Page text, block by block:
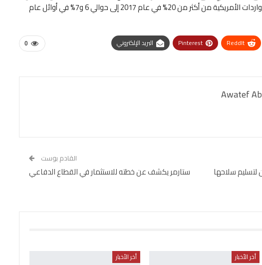
تراجعا حادا في الحصة السوقية للصين في الواردات الأمريكية من أكثر من 20% في عام 2017 إلى حوالي 6 و7% في أوائل عام
0 ReddIt
Pinterest البريد الإلكتروني
Awatef
سلاحها
القادم بوست
ستارمر يكشف عن خطته للاستثمار في القطاع الدفاعي
أخر الأخبار أخر الأخبار